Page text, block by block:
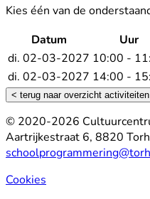
Kies één van de
Datum
Uur
di. 02-03-2027 10:00 -
di. 02-03-2027 14:00 -
< terug naar overzicht activiteiten
Footer
© 2020-2026
Aartrijkestraat 6, 8820
Cookies